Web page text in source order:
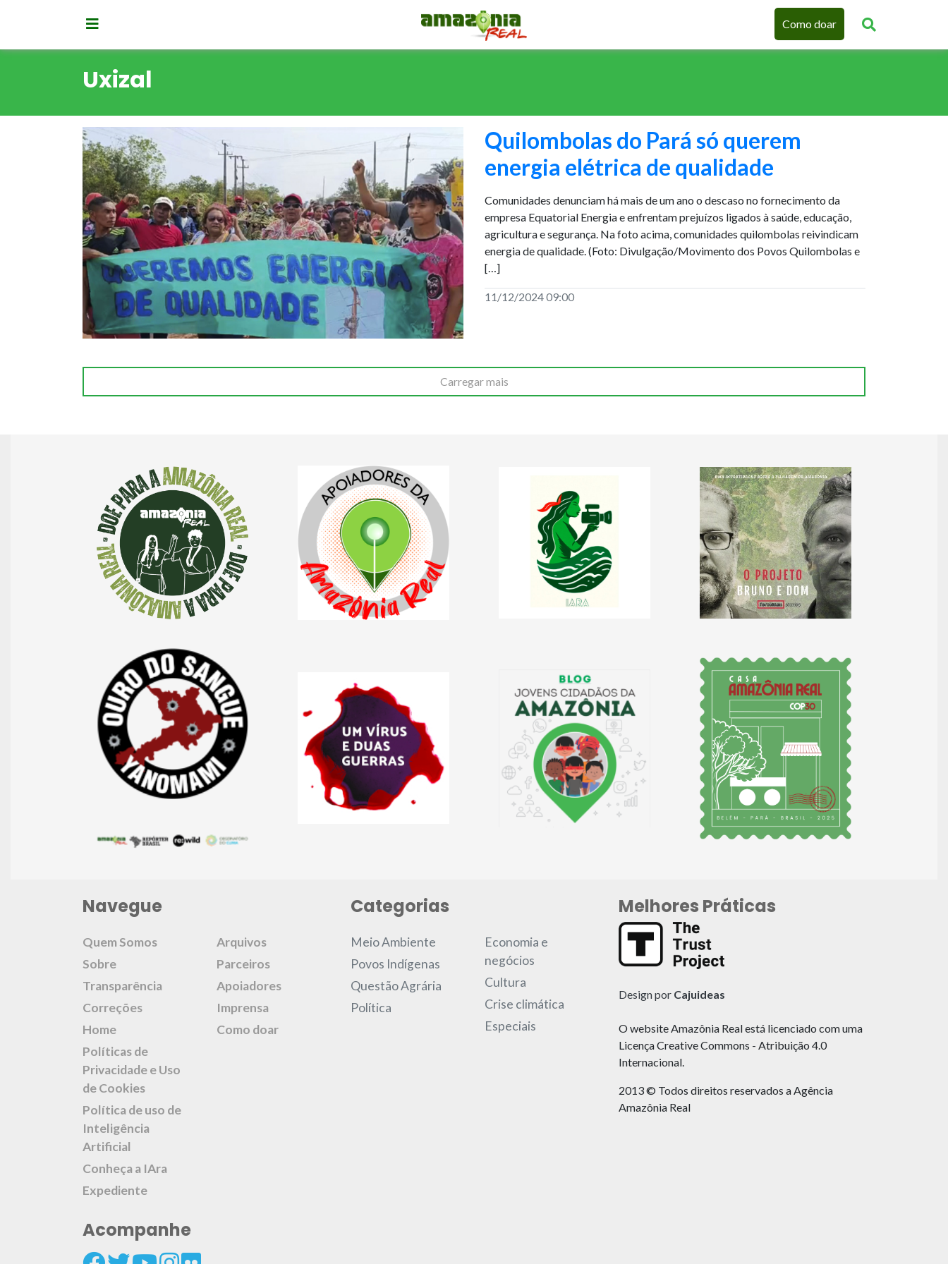
Como doar
Uxizal
Quilombolas do Pará só querem
energia elétrica de qualidade
Comunidades denunciam há mais de um ano o descaso no fornecimento da
empresa Equatorial Energia e enfrentam prejuízos ligados à saúde, educação,
agricultura e segurança. Na foto acima, comunidades quilombolas reivindicam
energia de qualidade. (Foto: Divulgação/Movimento dos Povos Quilombolas e
[…]
11/12/2024 09:00
Carregar mais
Navegue
Quem Somos
Sobre
Transparência
Correções
Home
Políticas de
Privacidade e Uso
de Cookies
Política de uso de
Inteligência
Artificial
Conheça a IAra
Expediente
Arquivos
Parceiros
Apoiadores
Imprensa
Como doar
Acompanhe
Categorias
Meio Ambiente
Povos Indígenas
Questão Agrária
Política
Economia e
negócios
Cultura
Crise climática
Especiais
Melhores Práticas
Design por Cajuideas
O website Amazônia Real está licenciado com uma
Licença Creative Commons - Atribuição 4.0
Internacional.
2013 © Todos direitos reservados a Agência
Amazônia Real